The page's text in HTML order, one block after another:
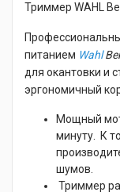
Триммер WAHL
питанием Wahl
для окантовки и
эргономичный
Мощный
минуту. К
шумов.
Триммер